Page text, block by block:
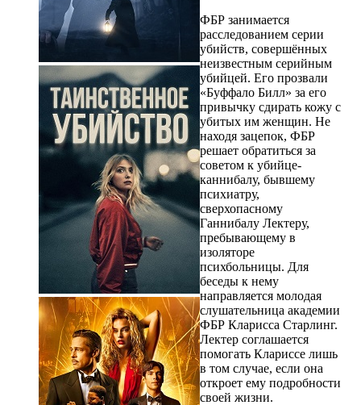
ФБР занимается
расследованием серии
убийств, совершённых
неизвестным серийным
убийцей. Его прозвали
«Буффало Билл» за его
привычку сдирать кожу с
убитых им женщин. Не
находя зацепок, ФБР
решает обратиться за
советом к убийце-
каннибалу, бывшему
психиатру,
сверхопасному
Ганнибалу Лектеру,
пребывающему в
изоляторе
психбольницы. Для
беседы к нему
направляется молодая
слушательница академии
ФБР Кларисса Старлинг.
Лектер соглашается
помогать Клариссе лишь
в том случае, если она
откроет ему подробности
своей жизни.